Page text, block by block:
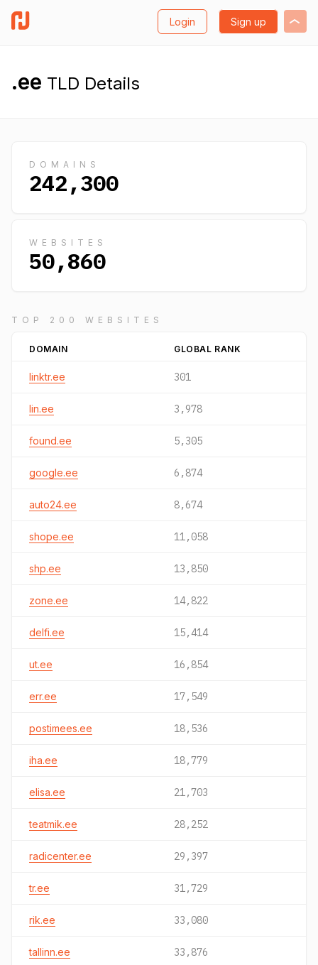
Login Sign up
.ee TLD Details
DOMAINS
242,300
WEBSITES
50,860
TOP 200 WEBSITES
DOMAIN GLOBAL RANK
linktr.ee 301
lin.ee 3,978
found.ee 5,305
google.ee 6,874
auto24.ee 8,674
shope.ee 11,058
shp.ee 13,850
zone.ee 14,822
delfi.ee 15,414
ut.ee 16,854
err.ee 17,549
postimees.ee 18,536
iha.ee 18,779
elisa.ee 21,703
teatmik.ee 28,252
radicenter.ee 29,397
tr.ee 31,729
rik.ee 33,080
tallinn.ee 33,876